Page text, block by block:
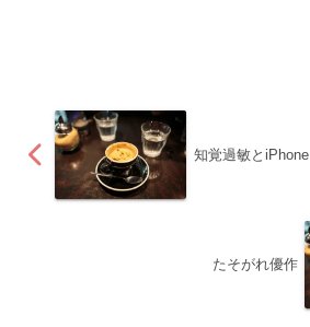
知覚過敏とiPhone
たそがれ優作